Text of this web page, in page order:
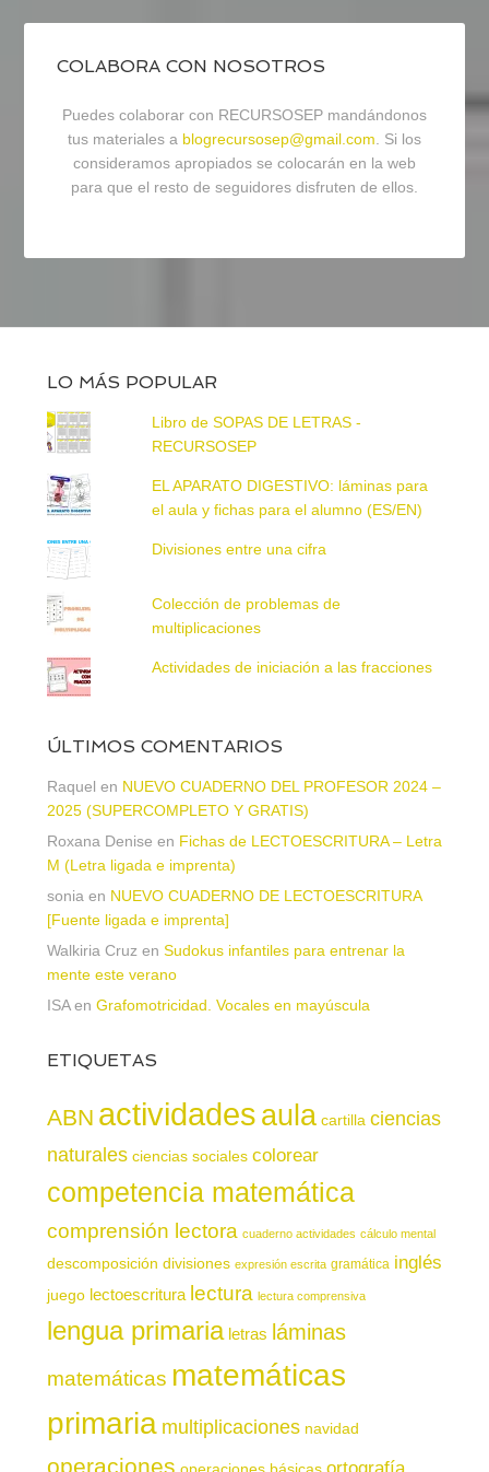
COLABORA CON NOSOTROS
Puedes colaborar con RECURSOSEP mandándonos
tus materiales a blogrecursosep@gmail.com . Si los
consideramos apropiados se colocarán en la web
para que el resto de seguidores disfruten de ellos.
LO MÁS POPULAR
Libro de SOPAS DE LETRAS -
RECURSOSEP
EL APARATO DIGESTIVO: láminas para
el aula y fichas para el alumno (ES/EN)
Divisiones entre una cifra
Colección de problemas de
multiplicaciones
Actividades de iniciación a las fracciones
ÚLTIMOS COMENTARIOS
Raquel en NUEVO CUADERNO DEL PROFESOR 2024 –
2025 (SUPERCOMPLETO Y GRATIS)
Roxana Denise en Fichas de LECTOESCRITURA – Letra
M (Letra ligada e imprenta)
sonia en NUEVO CUADERNO DE LECTOESCRITURA
[Fuente ligada e imprenta]
Walkiria Cruz en Sudokus infantiles para entrenar la
mente este verano
ISAen Grafomotricidad. Vocales en mayúscula
ETIQUETAS
ABN actividadesaula cartilla ciencias
naturales ciencias sociales colorear
competencia matemática
comprensión lectora cuaderno actividades cálculo mental
descomposición divisiones expresión escrita gramática inglés
juego lectoescritura lectura lectura comprensiva
lengua primaria letras láminas
matemáticas matemáticas
primaria multiplicaciones navidad
operaciones operaciones básicas ortografía